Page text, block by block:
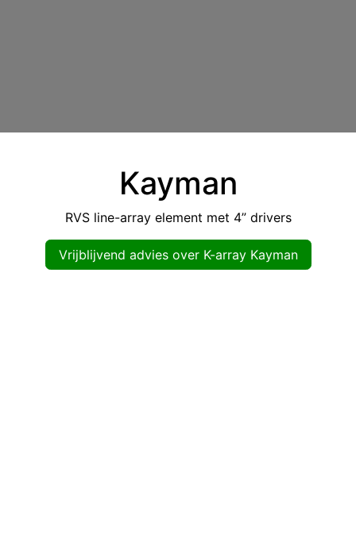
Kayman
RVS line-array element met 4” drivers
Vrijblijvend advies over K-array Kayman